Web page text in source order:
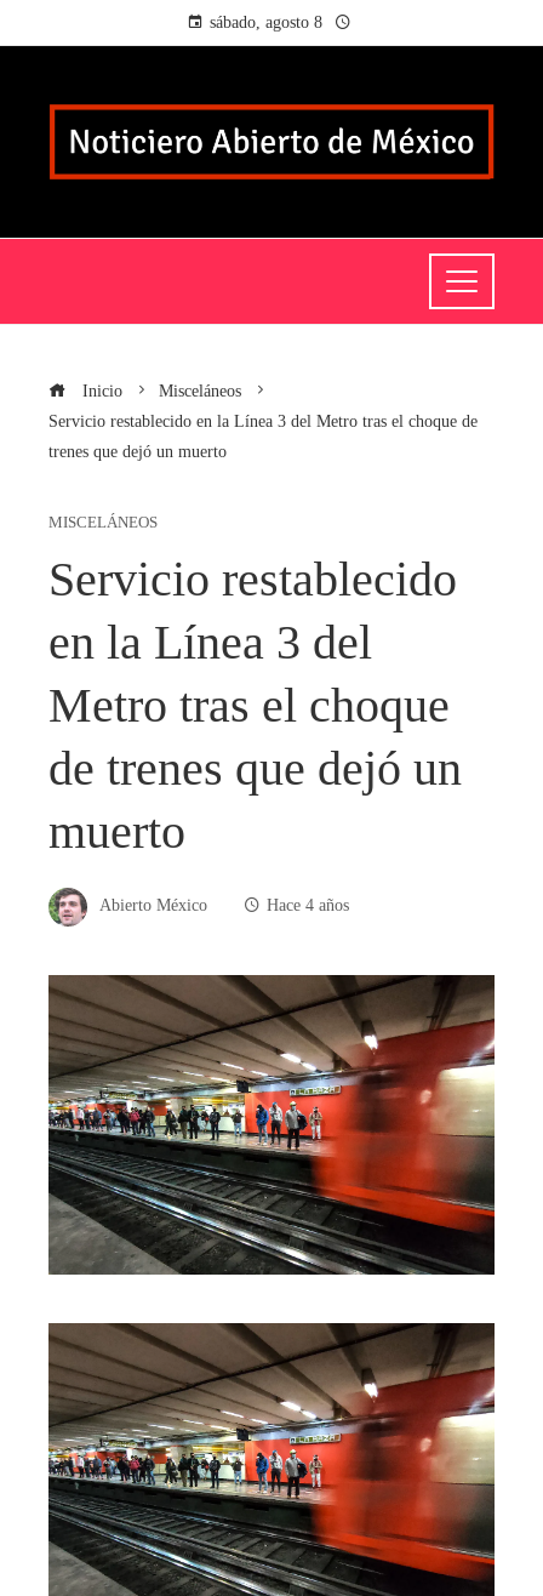
sábado, agosto 8
Inicio
Misceláneos
Servicio restablecido en la Línea 3 del Metro tras el choque de
trenes que dejó un muerto
MISCELÁNEOS
Servicio restablecido
en la Línea 3 del
Metro tras el choque
de trenes que dejó un
muerto
Abierto México Hace 4 años